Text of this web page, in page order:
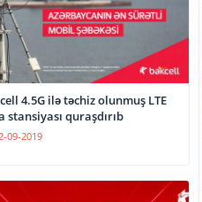
4.5G ilə təchiz olunmuş LTE
stansiyası quraşdırıb
09-2019